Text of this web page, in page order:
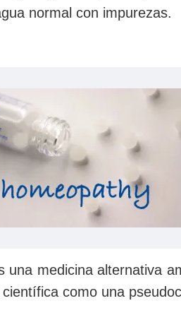
normal con impurezas.
una medicina alternativa
como una